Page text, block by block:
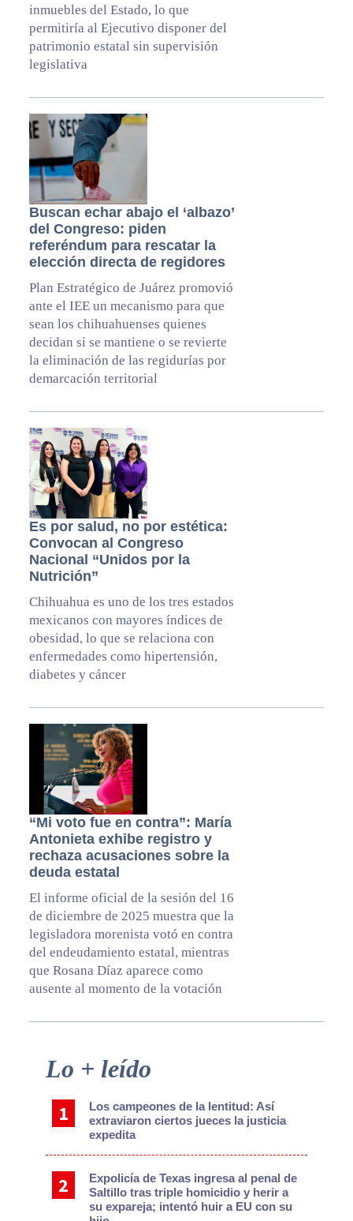
inmuebles del Estado, lo que
permitiría al Ejecutivo disponer del
patrimonio estatal sin supervisión
legislativa
Buscan echar abajo el ‘albazo’
del Congreso: piden
referéndum para rescatar la
elección directa de regidores
Plan Estratégico de Juárez promovió
ante el IEE un mecanismo para que
sean los chihuahuenses quienes
decidan si se mantiene o se revierte
la eliminación de las regidurías por
demarcación territorial
Es por salud, no por estética:
Convocan al Congreso
Nacional “Unidos por la
Nutrición”
Chihuahua es uno de los tres estados
mexicanos con mayores índices de
obesidad, lo que se relaciona con
enfermedades como hipertensión,
diabetes y cáncer
“Mi voto fue en contra”: María
Antonieta exhibe registro y
rechaza acusaciones sobre la
deuda estatal
El informe oficial de la sesión del 16
de diciembre de 2025 muestra que la
legisladora morenista votó en contra
del endeudamiento estatal, mientras
que Rosana Díaz aparece como
ausente al momento de la votación
Primary
Sidebar
Lo + leído
Los campeones de la lentitud: Así
extraviaron ciertos jueces la justicia
expedita
Expolicía de Texas ingresa al penal de
Saltillo tras triple homicidio y herir a
su expareja; intentó huir a EU con su